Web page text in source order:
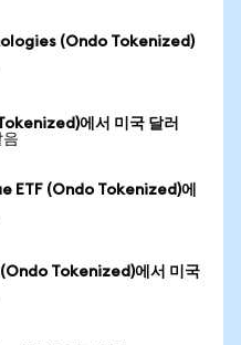
(Ondo Tokenized)
에서 미국 달러
음
ETF (Ondo Tokenized)에
Tokenized)에서 미국